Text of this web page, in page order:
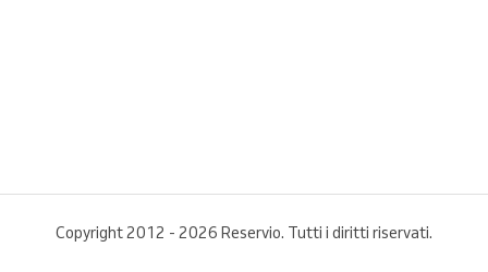
Copyright 2012 - 2026 Reservio. Tutti i diritti riservati.